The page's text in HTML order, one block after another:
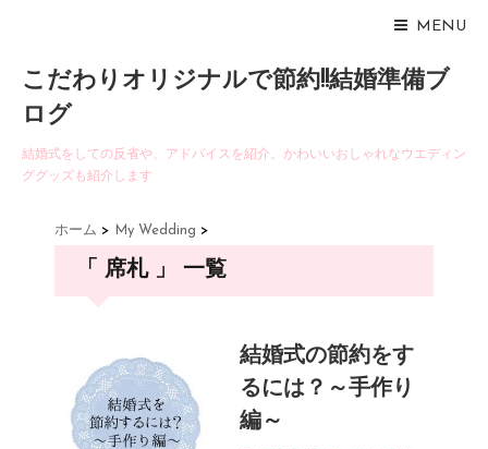
MENU
こだわりオリジナルで節約!!結婚準備ブ
ログ
結婚式をしての反省や、アドバイスを紹介。かわいいおしゃれなウエディン
ググッズも紹介します
ホーム > My Wedding >
「 席札 」 一覧
結婚式の節約をす
るには？～手作り
編～